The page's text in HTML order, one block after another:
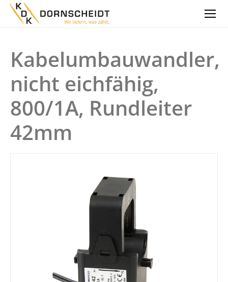
Kabelumbauwandler,
nicht eichfähig,
800/1A, Rundleiter
42mm